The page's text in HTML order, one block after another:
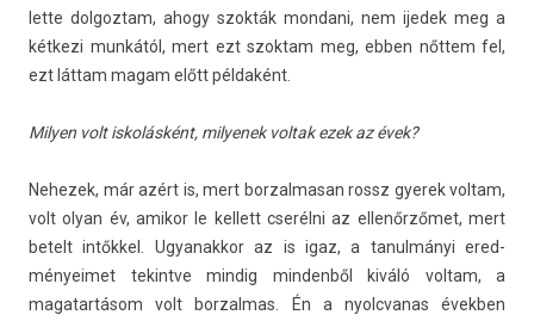
lette dol­goztam, ahogy szokták mon­dani, nem ijedek meg a
kétkezi munkától, mert ezt szok­tam meg, ebben nőttem fel,
ezt láttam magam előtt példaként.
Mily­en volt iskolásként, milyenek vol­tak ezek az évek?
Nehezek, már azért is, mert bor­zalmasan rossz gyerek vol­tam,
volt olyan év, amikor le kel­lett cserélni az ellenőrzőmet, mert
bet­elt intőkkel. Ugyanak­kor az is igaz, a tanul­mányi ered­
ményeimet tekintve min­dig min­denből kiváló vol­tam, a
magatar­tásom volt bor­zalmas. Én a nyolcvanas évekb­en